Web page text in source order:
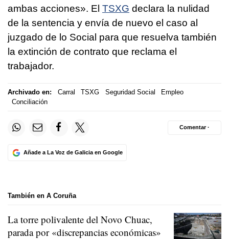
ambas acciones». El TSXG declara la nulidad
de la sentencia y envía de nuevo el caso al
juzgado de lo Social para que resuelva también
la extinción de contrato que reclama el
trabajador.
Archivado en: Carral TSXG Seguridad Social
Empleo
Conciliación
Añade a La Voz de Galicia en Google
Comentar ·
También en A Coruña
La torre polivalente del Novo Chuac,
parada por «discrepancias económicas»